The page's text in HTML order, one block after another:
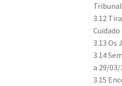
3.12
3.13 Os
3.14
a 29/03/
3.15